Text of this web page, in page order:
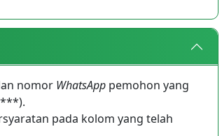
nomor WhatsApp pemohon yang
pada kolom yang telah